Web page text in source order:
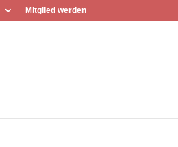
Mitglied werden